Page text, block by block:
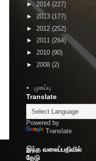
►2014 (227)
► 2013 (177)
► 2012 (252)
► 2011 (264)
► 2010 (90)
► 2008 (2)
முகப்பு
Translate
Powered by
Translate
இந்த வலைப்பதிவில்
தேடு